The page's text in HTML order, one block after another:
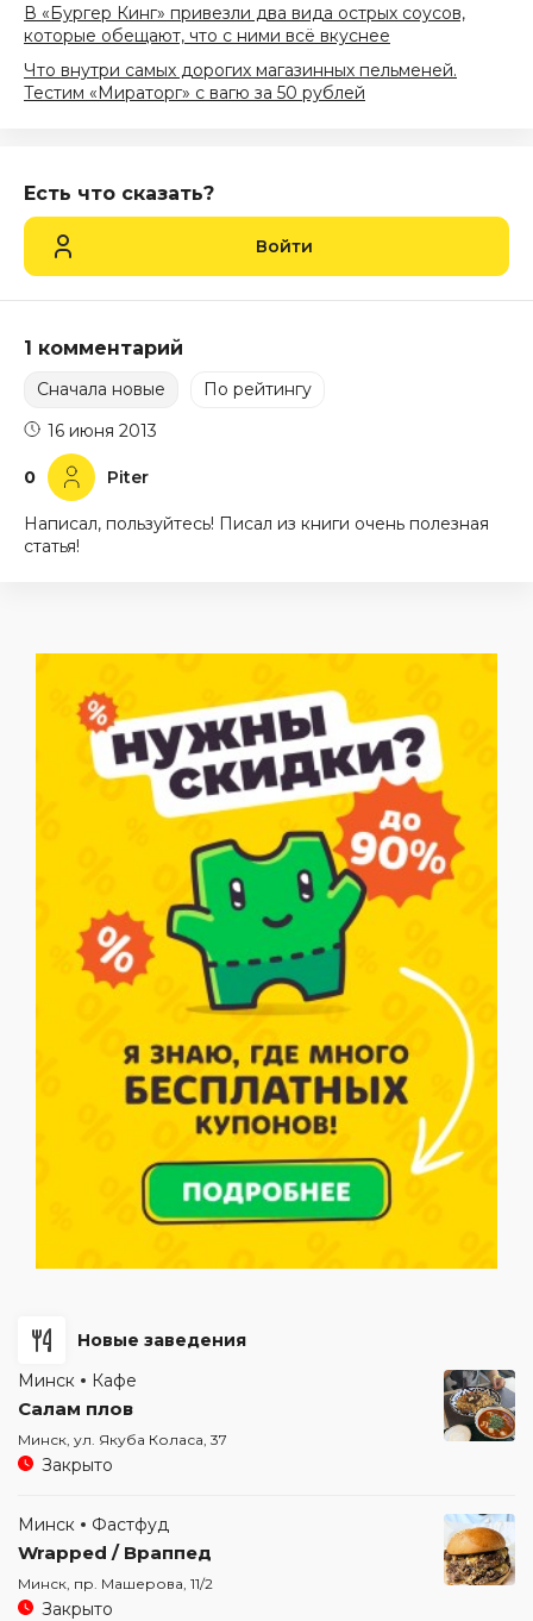
В «Бургер Кинг» привезли два вида острых соусов,
которые обещают, что с ними всё вкуснее
Что внутри самых дорогих магазинных пельменей.
Тестим «Мираторг» с вагю за 50 рублей
Есть что сказать?
Войти
1 комментарий
Сначала новые По рейтингу
0 Piter
16 июня 2013
Написал, пользуйтесь! Писал из книги очень полезная
статья!
Новые заведения
Минск
Кафе
Салам плов
Минск, ул. Якуба Коласа, 37
Закрыто
Минск Фастфуд
Wrapped / Враппед
Минск, пр. Машерова, 11/2
Закрыто